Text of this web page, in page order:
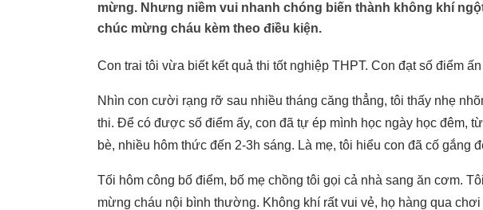
mừng. Nhưng niềm vui nhanh chóng biến thành không khí
chúc mừng cháu kèm theo điều kiện.
Con trai tôi vừa biết kết quả thi tốt nghiệp THPT. Con đạt số điểm
Nhìn con cười rạng rỡ sau nhiều tháng căng thẳng, tôi thấy nhẹ
thi. Để có được số điểm ấy, con đã tự ép mình học ngày học đêm,
bè, nhiều hôm thức đến 2-3h sáng. Là mẹ, tôi hiểu con đã cố gắng
Tối hôm công bố điểm, bố mẹ chồng tôi gọi cả nhà sang ăn cơm.
mừng cháu nội bình thường. Không khí rất vui vẻ, họ hàng qua